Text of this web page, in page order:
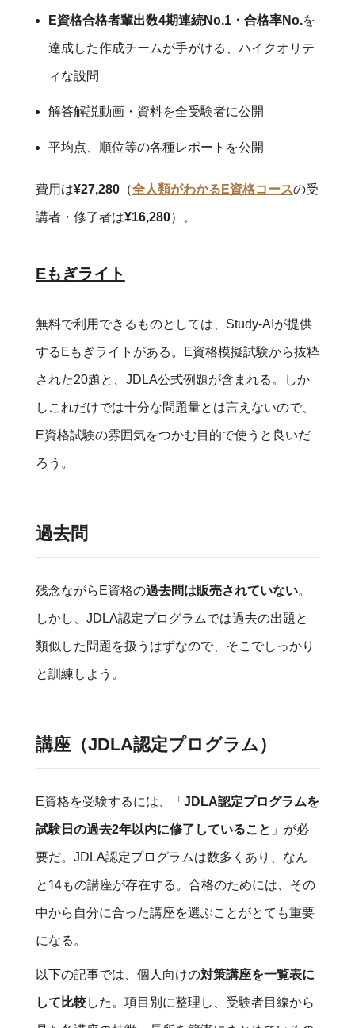
E資格合格者輩出数4期連続No.1・合格率No.を
達成した作成チームが手がける、ハイクオリテ
ィな設問
解答解説動画・資料を全受験者に公開
平均点、順位等の各種レポートを公開
費用は¥27,280（全人類がわかるE資格コースの受
講者・修了者は¥16,280）。
Eもぎライト
無料で利用できるものとしては、Study-AIが提供
するEもぎライトがある。E資格模擬試験から抜粋
された20題と、JDLA公式例題が含まれる。しか
しこれだけでは十分な問題量とは言えないので、
E資格試験の雰囲気をつかむ目的で使うと良いだ
ろう。
過去問
残念ながらE資格の過去問は販売されていない。
しかし、JDLA認定プログラムでは過去の出題と
類似した問題を扱うはずなので、そこでしっかり
と訓練しよう。
講座（JDLA認定プログラム）
E資格を受験するには、「 JDLA認定プログラムを
試験日の過去2年以内に修了していること 」が必
要だ。JDLA認定プログラムは数多くあり、 なん
と14もの講座が存在する。合格のためには、その
中から自分に合った講座を選ぶことがとても重要
になる。
以下の記事では、個人向けの対策講座を一覧表に
して比較した。項目別に整理し、受験者目線から